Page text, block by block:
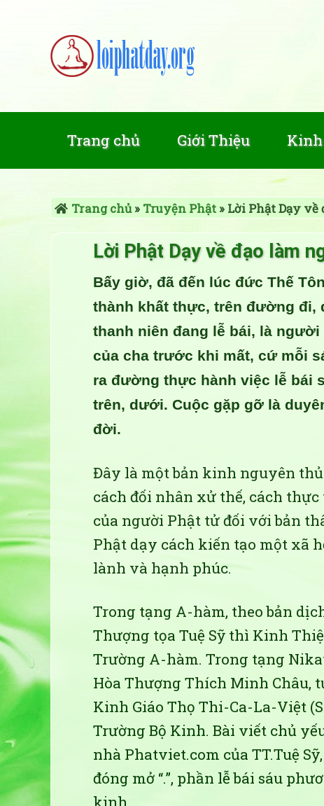
Trang chủ Giới Thiệu
Trang chủ» Truyện Phật» Lời Phật Dạy
Lời Phật Dạy về đạo làm
Bấy giờ, đã đến lúc đức Thế
thành khất thực, trên đường đi,
thanh niên đang lễ bái, là
của cha trước khi mất, cứ mỗi
ra đường thực hành việc lễ bái
trên, dưới. Cuộc gặp gỡ là
đời.
Đây là một bản kinh nguyên
cách đối nhân xử thế, cách
của người Phật tử đối với bản
Phật dạy cách kiến tạo một xã
lành và hạnh phúc.
Trong tạng A-hàm, theo bản
Thượng tọa Tuệ Sỹ thì Kinh
Trường A-hàm. Trong tạng
Hòa Thượng Thích Minh Châu,
Kinh Giáo Thọ Thi-Ca-La-Việt
Trường Bộ Kinh. Bài viết chủ
nhà Phatviet.com của TT.Tuệ
đóng mở “.”, phần lễ bái sáu
kinh.